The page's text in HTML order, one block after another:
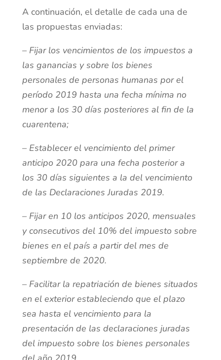
A continuación, el detalle de cada una de
las propuestas enviadas:
– Fijar los vencimientos de los impuestos a
las ganancias y sobre los bienes
personales de personas humanas por el
período 2019 hasta una fecha mínima no
menor a los 30 días posteriores al fin de la
cuarentena;
– Establecer el vencimiento del primer
anticipo 2020 para una fecha posterior a
los 30 días siguientes a la del vencimiento
de las Declaraciones Juradas 2019.
– Fijar en 10 los anticipos 2020, mensuales
y consecutivos del 10% del impuesto sobre
bienes en el país a partir del mes de
septiembre de 2020.
– Facilitar la repatriación de bienes situados
en el exterior estableciendo que el plazo
sea hasta el vencimiento para la
presentación de las declaraciones juradas
del impuesto sobre los bienes personales